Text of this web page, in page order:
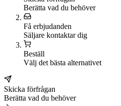
Berätta vad du behöver
Få erbjudanden
Säljare kontaktar dig
Beställ
Välj det bästa alternativet
Skicka förfrågan
Berätta vad du behöver